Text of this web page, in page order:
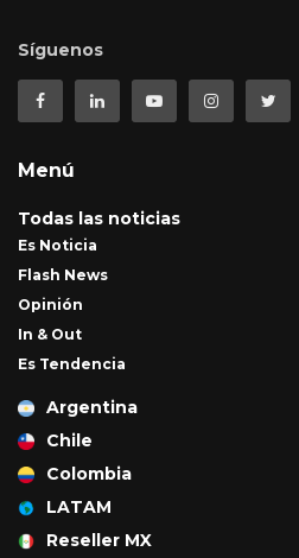
Síguenos
Menú
Todas las noticias
Es Noticia
Flash News
Opinión
In & Out
Es Tendencia
Argentina
Chile
Colombia
LATAM
Reseller MX